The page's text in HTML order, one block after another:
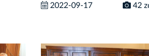
2022-09-17 42